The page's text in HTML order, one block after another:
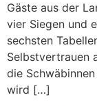
Gäste aus der
vier Siegen und
sechsten
Selbstvertrauen
die
wird […]